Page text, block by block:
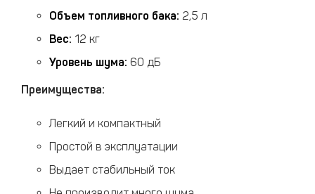
Объем топливного бака: 2,5 л
Вес: 12 кг
Уровень шума: 60 дБ
Преимущества:
Легкий и компактный
Простой в эксплуатации
Выдает стабильный ток